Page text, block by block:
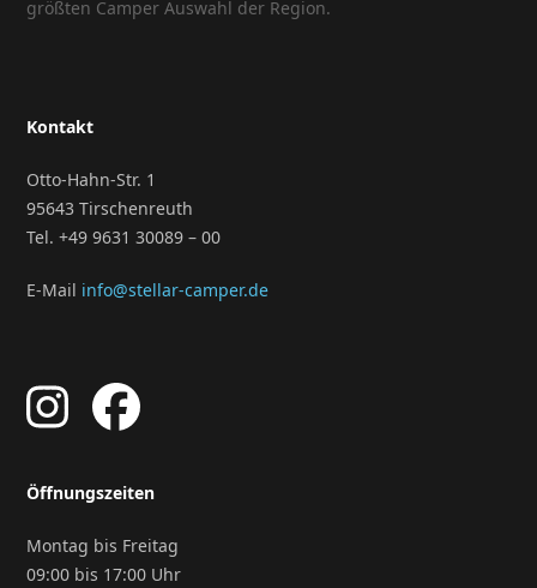
größten Camper Auswahl der Region.
Kontakt
Otto-Hahn-Str. 1
95643 Tirschenreuth
Tel. +49 9631 30089 – 00
E-Mail info@stellar-camper.de
Öffnungszeiten
Montag bis Freitag
09:00 bis 17:00 Uhr